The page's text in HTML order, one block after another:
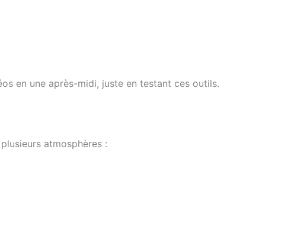
en une après-midi, juste en testant ces outils.
atmosphères :